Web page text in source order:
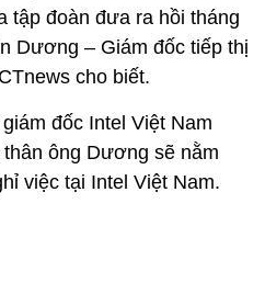
tập đoàn đưa ra hồi tháng
Dương – Giám đốc tiếp thị
cho biết.
đốc Intel Việt Nam
ông Dương sẽ nằm
việc tại Intel Việt Nam.